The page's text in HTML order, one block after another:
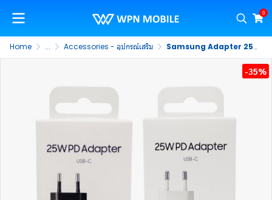
0
Home ... Accessories - อุปกรณ์เสริม Samsung Adapter 25W PD USB-C
-35%